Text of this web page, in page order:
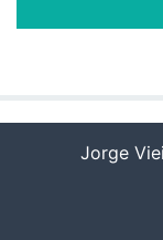
Jorge